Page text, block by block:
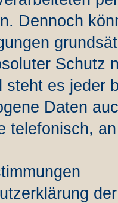
Dennoch
Schutz
steht es jeder
Daten
telefonisch,